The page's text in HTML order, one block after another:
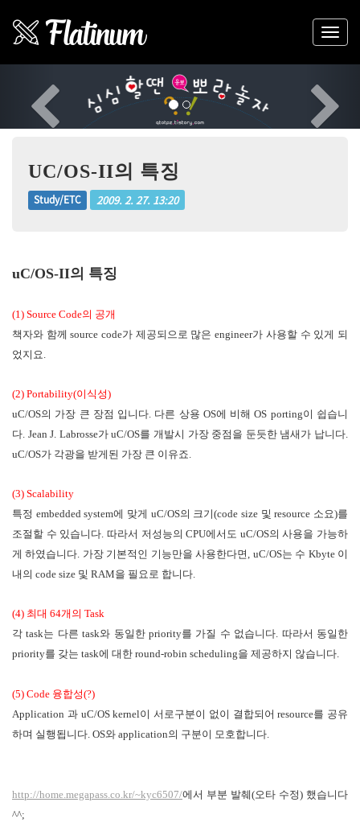
UC/OS-II의 특징
Study/ETC 2009. 2. 27. 13:20
uC/OS-II의 특징
(1) Source Code의 공개
책자와 함께 source code가 제공되으로 많은 engineer가 사용할 수 있게 되
었지요.
(2) Portability(이식성)
uC/OS의 가장 큰 장점 입니다. 다른 상용 OS에 비해 OS porting이 쉽습니
다. Jean J. Labrosse가uC/OS를 개발시 가장 중점을 둔듯한 냄새가 납니다.
uC/OS가 각광을 받게된 가장 큰 이유죠.
(3) Scalability
특정 embedded system에 맞게 uC/OS의 크기(code size 및 resource 소요)를
조절할 수 있습니다. 따라서 저성능의 CPU에서도 uC/OS의 사용을 가능하
게 하였습니다. 가장 기본적인 기능만을 사용한다면, uC/OS는 수 Kbyte 이
내의 code size 및 RAM을 필요로 합니다.
(4) 최대 64개의 Task
각 task는 다른 task와 동일한 priority를 가질 수 없습니다. 따라서 동일한
priority를 갖는 task에 대한 round-robin scheduling을 제공하지 않습니다.
(5) Code 융합성(?)
Application 과 uC/OS kernel이 서로구분이 없이 결합되어 resource를 공유
하며 실행됩니다. OS와 application의 구분이 모호합니다.
http://home.megapass.co.kr/~kyc6507/에서 부분 발췌(오타 수정) 했습니다
^^;